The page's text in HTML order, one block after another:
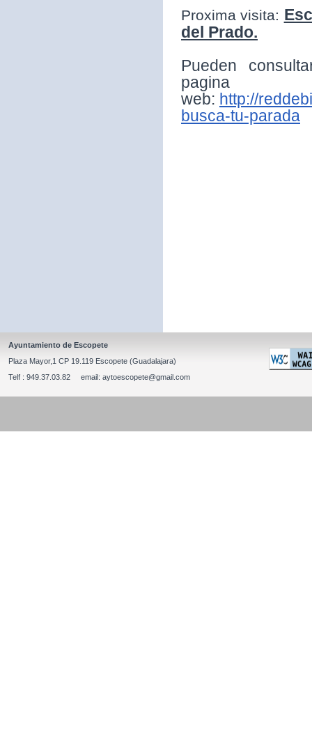
Proxima visita:
del Prado.
Pueden
pagina
web: http://
busca-tu-parada
Ayuntamiento de Escopete
Plaza Mayor,1 CP 19.119 Escopete (Guadalajara)
Telf : 949.37.03.82 email: aytoescopete@gmail.com